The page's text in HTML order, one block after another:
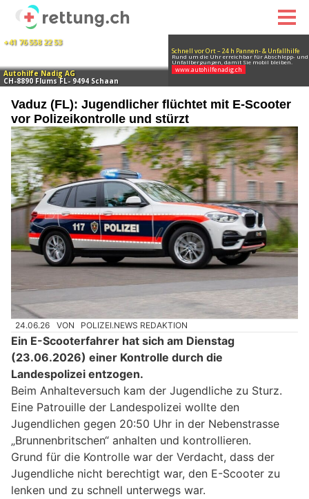
Vaduz (FL): Jugendlicher flüchtet mit E-Scooter
vor Polizeikontrolle und stürzt
24.06.26 VON POLIZEI.NEWS REDAKTION
Ein E-Scooterfahrer hat sich am Dienstag
(23.06.2026) einer Kontrolle durch die
Landespolizei entzogen.
Beim Anhalteversuch kam der Jugendliche zu Sturz.
Eine Patrouille der Landespolizei wollte den
Jugendlichen gegen 20:50 Uhr in der Nebenstrasse
„Brunnenbritschen“ anhalten und kontrollieren.
Grund für die Kontrolle war der Verdacht, dass der
Jugendliche nicht berechtigt war, den E-Scooter zu
lenken und zu schnell unterwegs war.